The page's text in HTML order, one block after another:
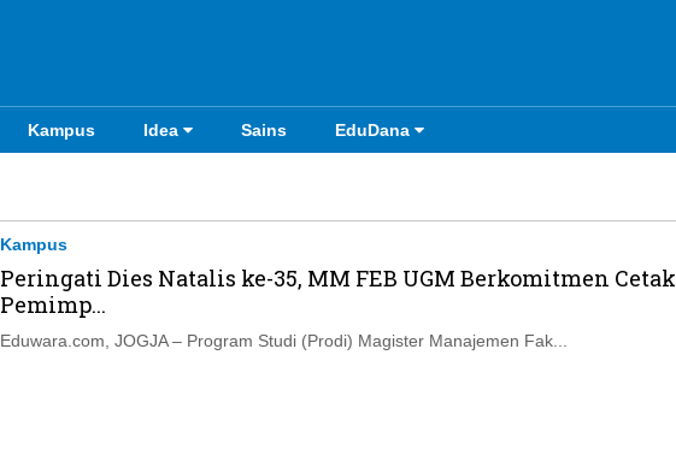
Kampus Idea Sains EduDana
Kampus
Peringati Dies Natalis ke-35, MM FEB UGM Berkomitmen Cetak
Pemimp...
Eduwara.com, JOGJA – Program Studi (Prodi) Magister Manajemen Fak...